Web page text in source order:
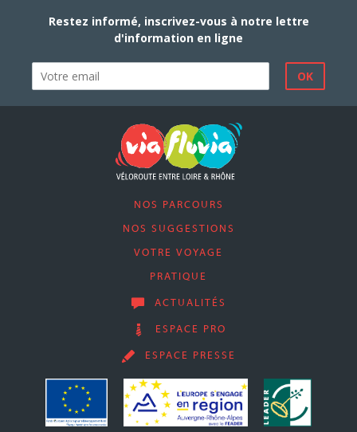
Restez informé, inscrivez-vous à notre lettre
d'information en ligne
NOS PARCOURS
NOS SUGGESTIONS
VOTRE VOYAGE
PRATIQUE
ACTUALITÉS
ESPACE PRO
ESPACE PRESSE